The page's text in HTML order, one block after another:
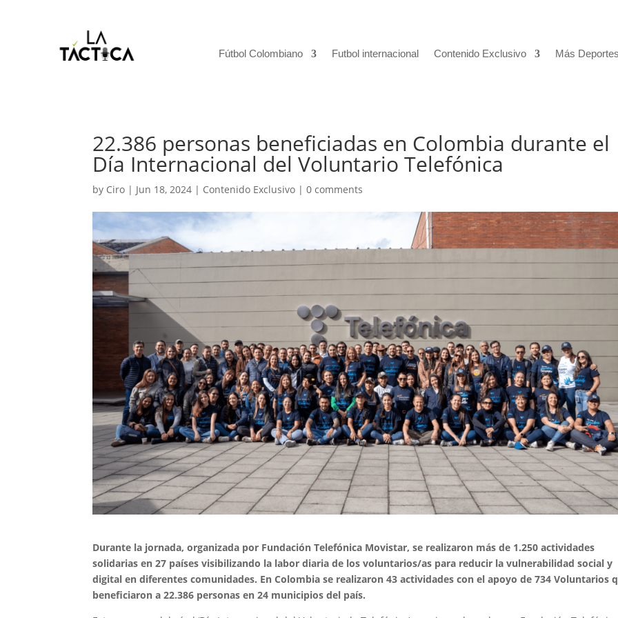
Fútbol Colombiano Futbol internacional Contenido Exclusivo Más
22.386 personas beneficiadas en Colombia durante el
Día Internacional del Voluntario Telefónica
by Ciro | Jun 18, 2024 | Contenido Exclusivo |0 comments
Durante la jornada, organizada por Fundación Telefónica Movistar, se realizaron más de 1.250 actividades
solidarias en 27 países visibilizando la labor diaria de los voluntarios/as para reducir la vulnerabilidad social y
digital en diferentes comunidades. En Colombia se realizaron 43 actividades con el apoyo de 734 Voluntarios
beneficiaron a 22.386 personas en 24 municipios del país.